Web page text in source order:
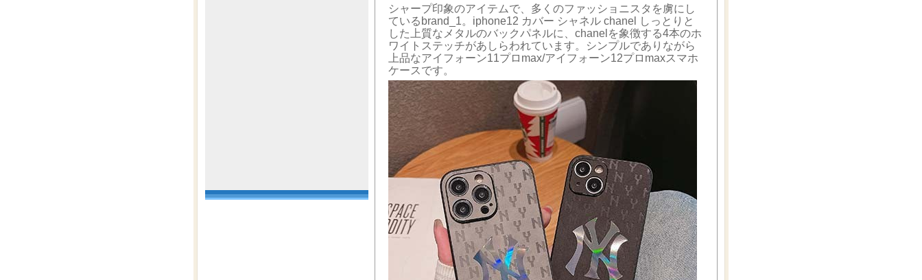
シャープ印象のアイテムで、多くのファッショニスタを虜にし
ているbrand_1。iphone12 カバー シャネル chanel しっとりと
した上質なメタルのバックパネルに、chanelを象徴する4本のホ
ワイトステッチがあしらわれています。シンプルでありながら
上品なアイフォーン11プロmax/アイフォーン12プロmaxスマホ
ケースです。